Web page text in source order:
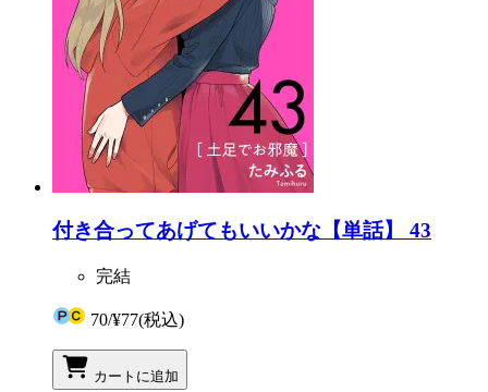
付き合ってあげてもいいかな【単話】 43
完結
70/¥77(税込)
カートに追加